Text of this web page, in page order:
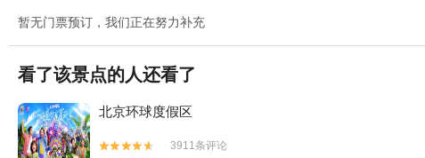
暂无门票预订，我们正在努力补充
看了该景点的人还看了
北京环球度假区


3911条评论